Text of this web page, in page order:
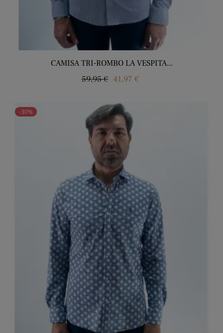
CAMISA TRI-ROMBO LA VESPITA...
Precio
59,95 € Precio
41,97 €
-30%